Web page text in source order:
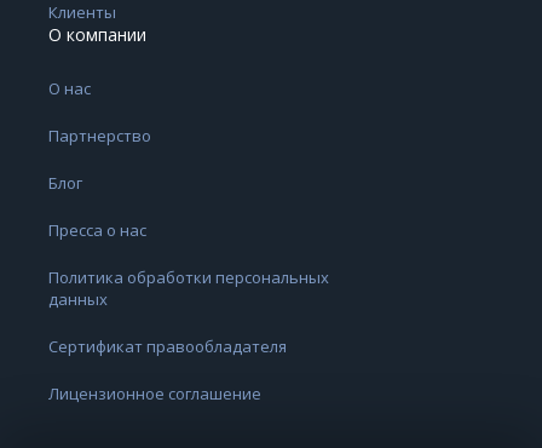
Клиенты
О компании
О нас
Партнерство
Блог
Пресса о нас
Политика обработки персональных
данных
Сертификат правообладателя
Лицензионное соглашение